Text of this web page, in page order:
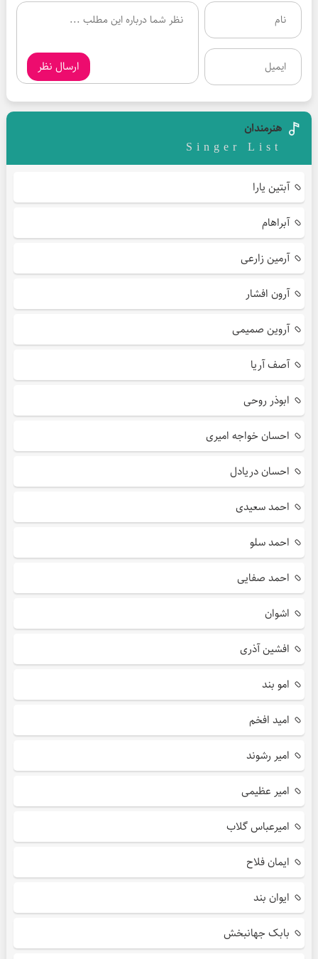
ارسال نظر
هنرمندان
Singer List
آبتین یارا
آبراهام
آرمین زارعی
آرون افشار
آروین صمیمی
آصف آریا
ابوذر روحی
احسان خواجه امیری
احسان دریادل
احمد سعیدی
احمد سلو
احمد صفایی
اشوان
افشین آذری
امو بند
امید افخم
امیر رشوند
امیر عظیمی
امیرعباس گلاب
ایمان فلاح
ایوان بند
بابک جهانبخش